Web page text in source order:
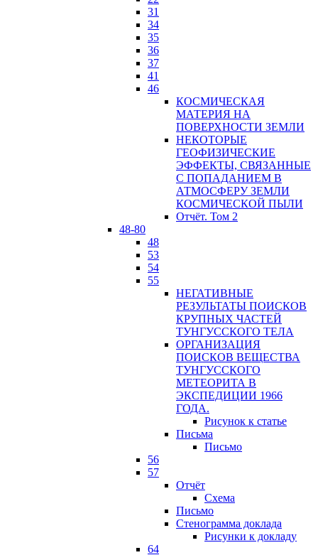
31
34
35
36
37
41
46
КОСМИЧЕСКАЯ
МАТЕРИЯ НА
ПОВЕРХНОСТИ ЗЕМЛИ
НЕКОТОРЫЕ
ГЕОФИЗИЧЕСКИЕ
ЭФФЕКТЫ, СВЯЗАННЫЕ
С ПОПАДАНИЕМ В
АТМОСФЕРУ ЗЕМЛИ
КОСМИЧЕСКОЙ ПЫЛИ
Отчёт. Том 2
48-80
48
53
54
55
НЕГАТИВНЫЕ
РЕЗУЛЬТАТЫ ПОИСКОВ
КРУПНЫХ ЧАСТЕЙ
ТУНГУССКОГО ТЕЛА
ОРГАНИЗАЦИЯ
ПОИСКОВ ВЕЩЕСТВА
ТУНГУССКОГО
МЕТЕОРИТА В
ЭКСПЕДИЦИИ 1966
ГОДА.
Рисунок к статье
Письма
Письмо
56
57
Отчёт
Схема
Письмо
Стенограмма доклада
Рисунки к докладу
64